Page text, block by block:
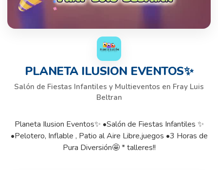
PLANETA ILUSION EVENTOS✨
Salón de Fiestas Infantiles y Multieventos en Fray Luis
Beltran
Planeta Ilusion Eventos✨ •Salón de Fiestas Infantiles ✨
•Pelotero, Inflable , Patio al Aire Libre,juegos •3 Horas de
Pura Diversión🤩 * talleres!!